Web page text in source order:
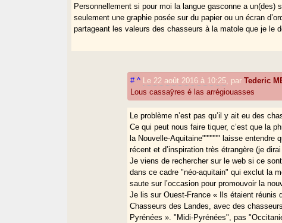
Personnellement si pour moi la langue gasconne a
seulement une graphie posée sur du papier ou un écran
partageant les valeurs des chasseurs à la matole que je le
# ^ Le 22 août 2016 à 10:25 parTederic
Lous cassaÿres é las arrégiouasses
Le problème n’est pas qu’il y ait eu des
Ce qui peut nous faire tiquer, c’est que la
la Nouvelle-Aquitaine"""""" laisse entendre
récent et d’inspiration très étrangère (je
Je viens de rechercher sur le web si ce
dans ce cadre "néo-aquitain" qui exclut la
saute sur l’occasion pour promouvoir la
Je lis sur Ouest-France « Ils étaient réunis
Chasseurs des Landes, avec des
Pyrénées ». "Midi-Pyrénées", pas